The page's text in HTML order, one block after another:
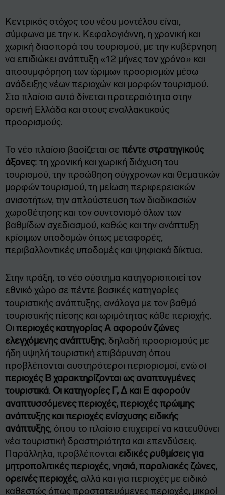
Κεντρικός στόχος του νέου μοντέλου είναι,
σύμφωνα με την κ. Κεφαλογιάννη, η χρονική και
χωρική διασπορά του τουρισμού, με την κυβέρνηση
να επιδιώκει ανάπτυξη «12 μήνες τον χρόνο» και
αποσυμφόρηση των ώριμων προορισμών μέσω
ανάδειξης νέων περιοχών και μορφών τουρισμού.
Στο πλαίσιο αυτό δίνεται προτεραιότητα στην
ορεινή Ελλάδα και στους εναλλακτικούς
προορισμούς.
Το νέο πλαίσιο βασίζεται σε πέντε στρατηγικούς
άξονες: τη χρονική και χωρική διάχυση του
τουρισμού, την προώθηση σύγχρονων και θεματικών
μορφών τουρισμού, τη μείωση περιφερειακών
ανισοτήτων, την απλούστευση των διαδικασιών
χωροθέτησης και τον συντονισμό όλων των
βαθμίδων σχεδιασμού, καθώς και την ανάπτυξη
κρίσιμων υποδομών όπως μεταφορές,
περιβαλλοντικές υποδομές και ψηφιακά δίκτυα.
Στην πράξη, το νέο σύστημα κατηγοριοποιεί τον
εθνικό χώρο σε πέντε βασικές κατηγορίες
τουριστικής ανάπτυξης, ανάλογα με τον βαθμό
τουριστικής πίεσης και ωριμότητας κάθε περιοχής.
Οι περιοχές κατηγορίας Α αφορούν ζώνες
ελεγχόμενης ανάπτυξης, δηλαδή προορισμούς με
ήδη υψηλή τουριστική επιβάρυνση όπου
προβλέπονται αυστηρότεροι περιορισμοί, ενώ οι
περιοχές Β χαρακτηρίζονται ως αναπτυγμένες
τουριστικά. Οι κατηγορίες Γ, Δ και Ε αφορούν
αναπτυσσόμενες περιοχές, περιοχές πρώιμης
ανάπτυξης και περιοχές ενίσχυσης ειδικής
ανάπτυξης, όπου το πλαίσιο επιχειρεί να κατευθύνει
νέα τουριστική δραστηριότητα και επενδύσεις.
Παράλληλα, προβλέπονται ειδικές ρυθμίσεις για
μητροπολιτικές περιοχές, νησιά, παραλιακές ζώνες,
ορεινές περιοχές, αλλά και για περιοχές με ειδικό
καθεστώς όπως προστατευόμενες περιοχές, μικροί